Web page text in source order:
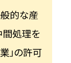
的な産
間処理を
」の許可